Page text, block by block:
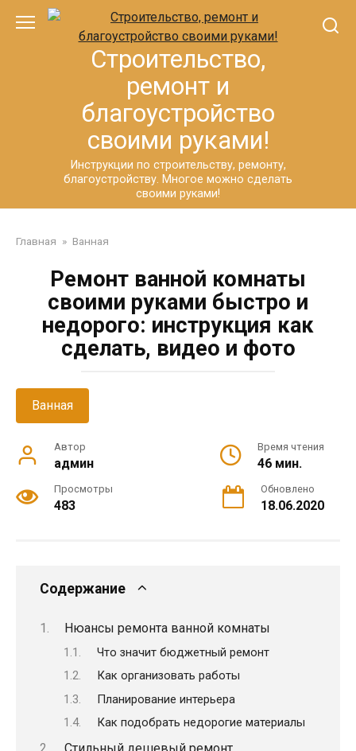
Перейти
Строительство,
ремонт и
благоустройство
своими руками!
Инструкции по строительству, ремонту,
благоустройству. Многое можно сделать
своими руками!
Главная » Ванная
Ремонт ванной комнаты
своими руками быстро и
недорого: инструкция как
сделать, видео и фото
Ванная
Автор
админ
Время чтения
46 мин.
Просмотры
483
Обновлено
18.06.2020
Содержание
Нюансы ремонта ванной комнаты
Что значит бюджетный ремонт
Как организовать работы
Планирование интерьера
Как подобрать недорогие материалы